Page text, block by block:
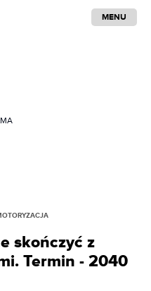
MENU
skończyć z
Termin - 2040